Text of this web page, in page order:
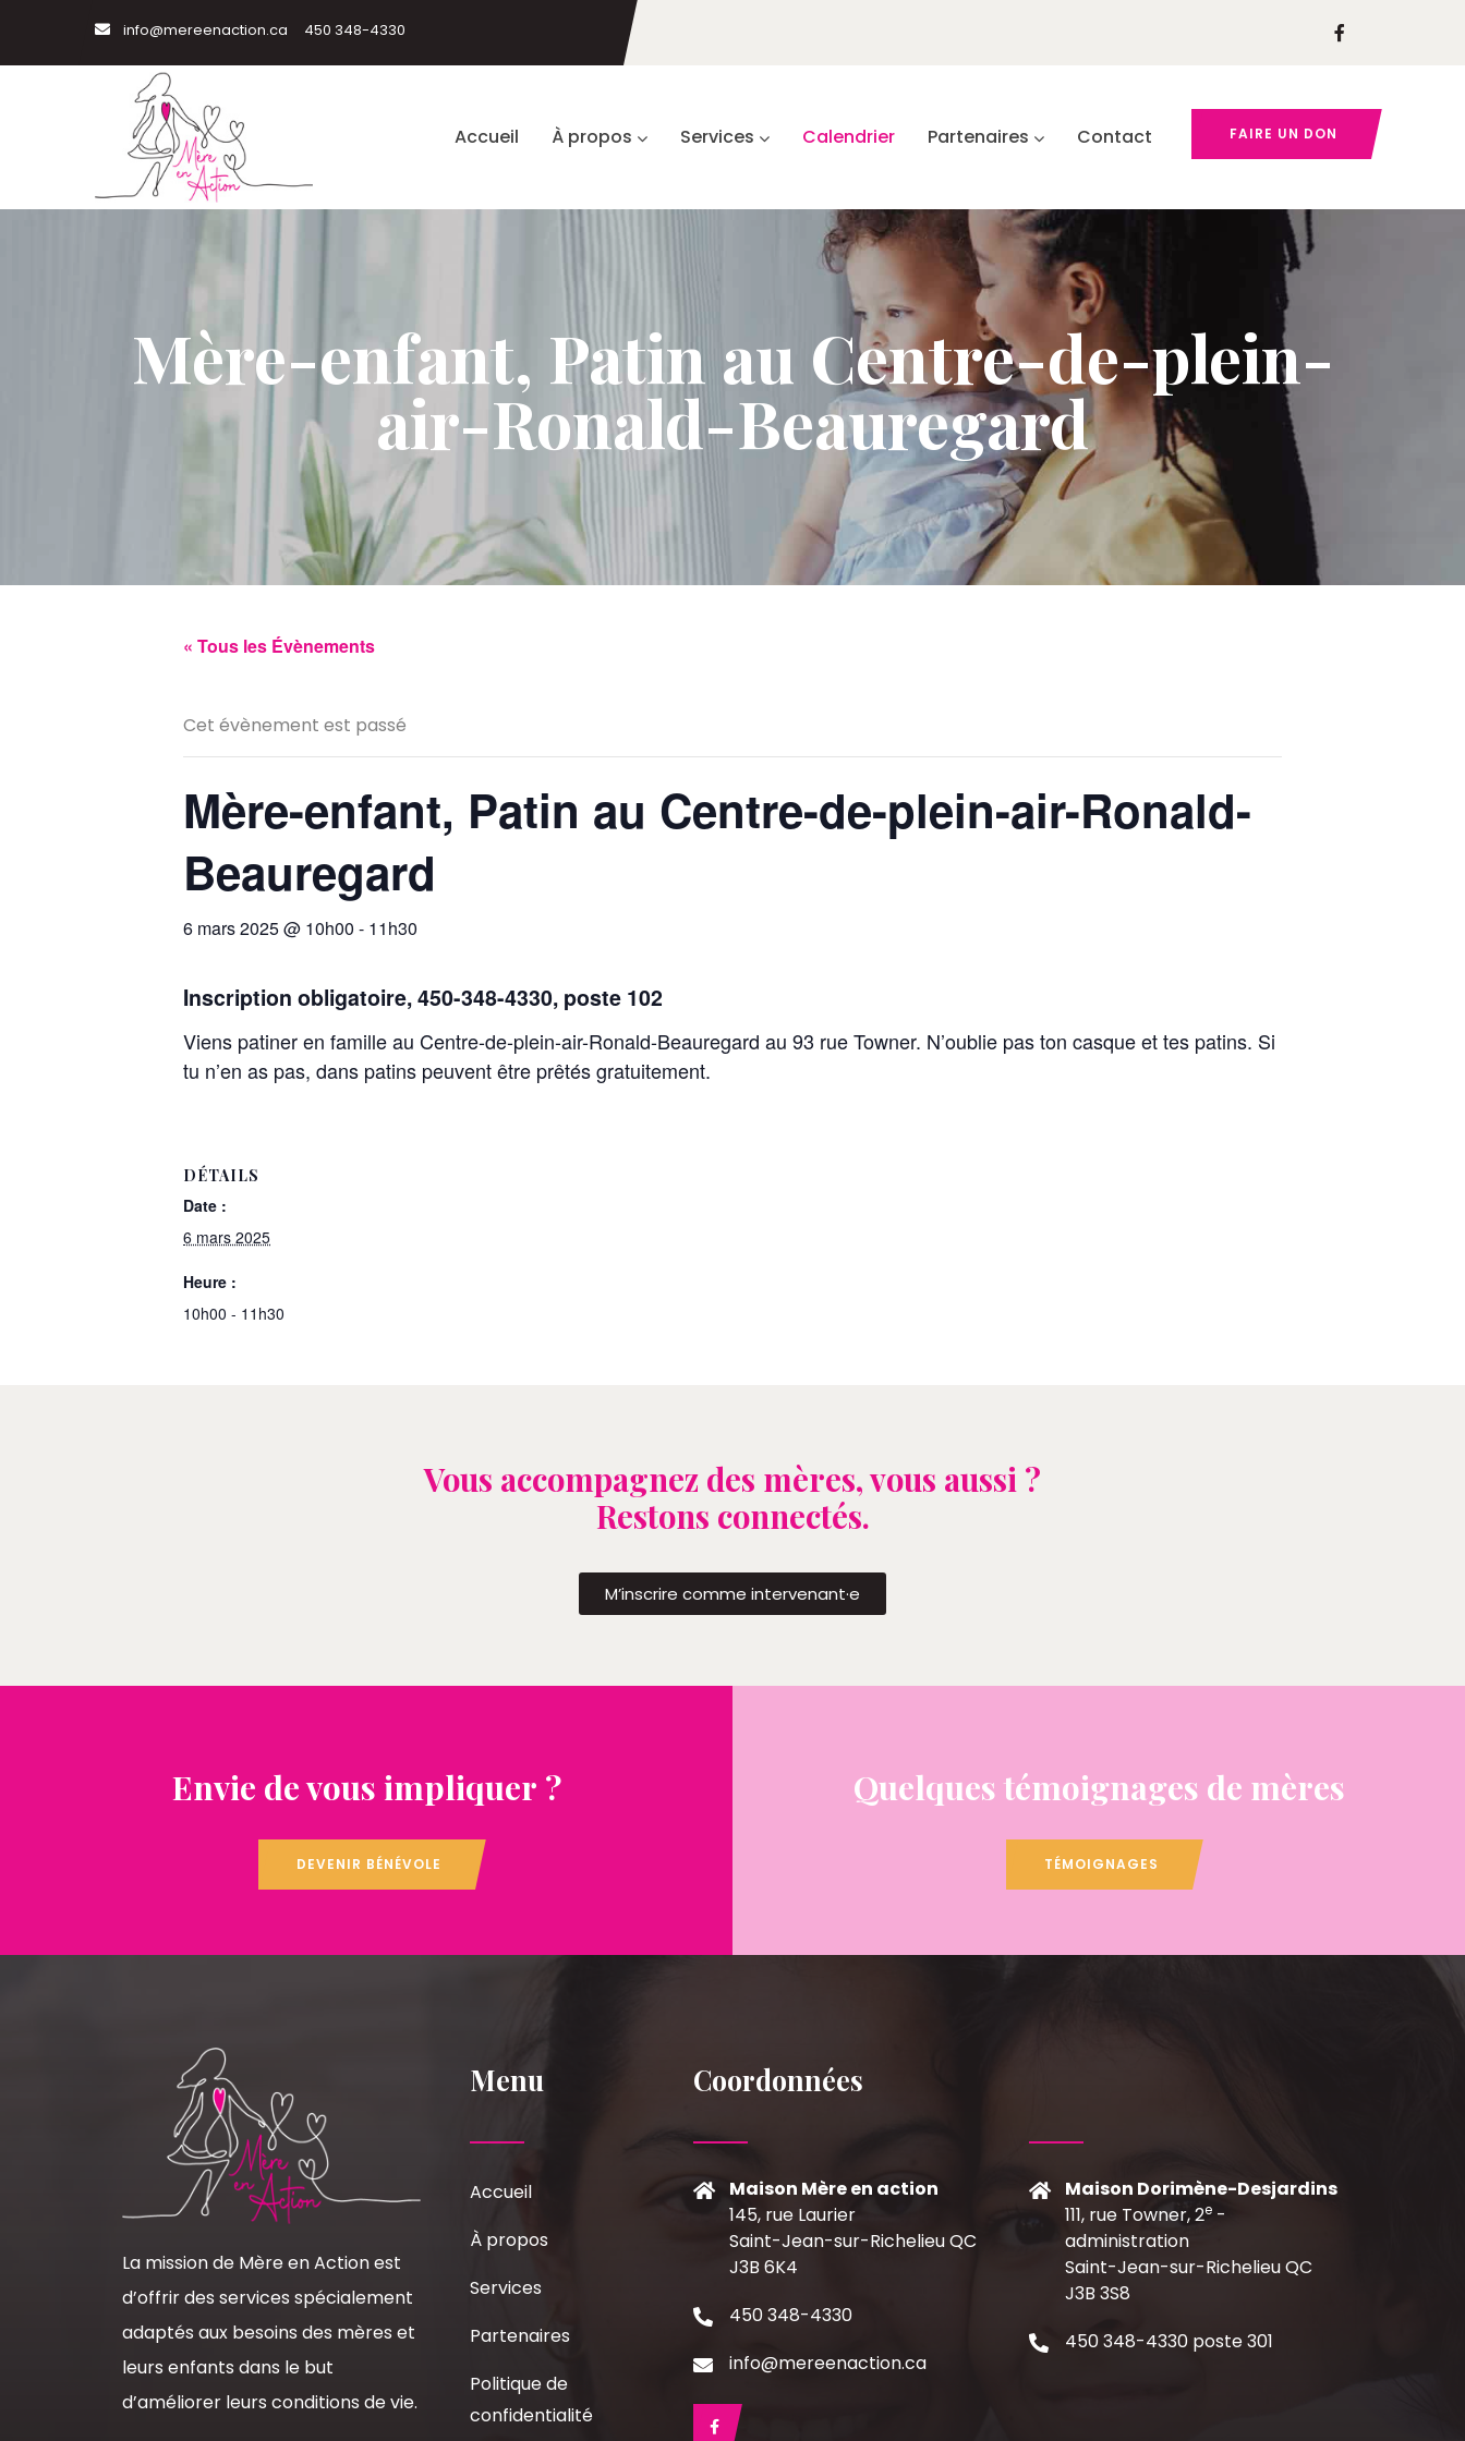
info@mereenaction.ca 450 348-4330
Accueil À propos Services Calendrier Partenaires Contact FAIRE UN DON
Mère-enfant, Patin au Centre-de-plein-
air-Ronald-Beauregard
« Tous les Évènements
Cet évènement est passé
Mère-enfant, Patin au Centre-de-plein-air-Ronald-
Beauregard
6 mars 2025 @ 10h00 - 11h30
Inscription obligatoire, 450-348-4330, poste 102
Viens patiner en famille au Centre-de-plein-air-Ronald-Beauregard au 93 rue Towner. N’oublie pas ton casque et tes patins. Si
tu n’en as pas, dans patins peuvent être prêtés gratuitement.
DÉTAILS
Date :
6 mars 2025
Heure :
10h00 - 11h30
Vous accompagnez des mères, vous aussi ?
Restons connectés.
M’inscrire comme intervenant·e
Envie de vous impliquer ?
DEVENIR BÉNÉVOLE
Quelques témoignages de mères
TÉMOIGNAGES
La mission de Mère en Action est
d’offrir des services spécialement
adaptés aux besoins des mères et
leurs enfants dans le but
d’améliorer leurs conditions de vie.
Menu
Accueil
À propos
Services
Partenaires
Politique de
confidentialité
Coordonnées
Maison Mère en action
145, rue Laurier
Saint-Jean-sur-Richelieu QC
J3B 6K4
450 348-4330
info@mereenaction.ca
Maison Dorimène-Desjardins
111, rue Towner, 2e -
administration
Saint-Jean-sur-Richelieu QC
J3B 3S8
450 348-4330 poste 301